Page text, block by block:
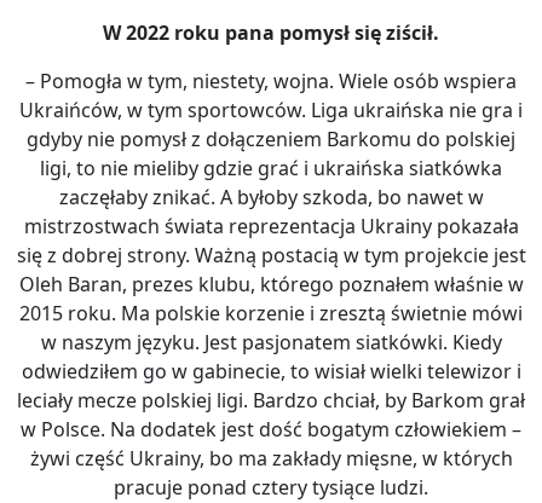
W 2022 roku pana pomysł się ziścił.
– Pomogła w tym, niestety, wojna. Wiele osób wspiera
Ukraińców, w tym sportowców. Liga ukraińska nie gra i
gdyby nie pomysł z dołączeniem Barkomu do polskiej
ligi, to nie mieliby gdzie grać i ukraińska siatkówka
zaczęłaby znikać. A byłoby szkoda, bo nawet w
mistrzostwach świata reprezentacja Ukrainy pokazała
się z dobrej strony. Ważną postacią w tym projekcie jest
Oleh Baran, prezes klubu, którego poznałem właśnie w
2015 roku. Ma polskie korzenie i zresztą świetnie mówi
w naszym języku. Jest pasjonatem siatkówki. Kiedy
odwiedziłem go w gabinecie, to wisiał wielki telewizor i
leciały mecze polskiej ligi. Bardzo chciał, by Barkom grał
w Polsce. Na dodatek jest dość bogatym człowiekiem –
żywi część Ukrainy, bo ma zakłady mięsne, w których
pracuje ponad cztery tysiące ludzi.